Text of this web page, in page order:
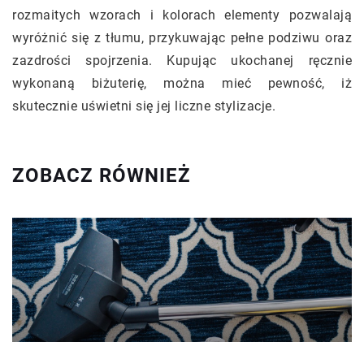
rozmaitych wzorach i kolorach elementy pozwalają
wyróżnić się z tłumu, przykuwając pełne podziwu oraz
zazdrości spojrzenia. Kupując ukochanej ręcznie
wykonaną biżuterię, można mieć pewność, iż
skutecznie uświetni się jej liczne stylizacje.
ZOBACZ RÓWNIEŻ